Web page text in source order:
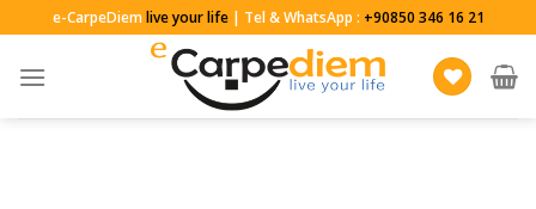
to
content
e-CarpeDiemlive your life| Tel & WhatsApp : +90850 346 16 21